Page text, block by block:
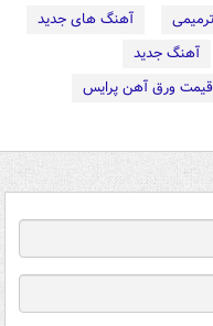
آهنگ های جدید
آهنگ جدید
قیمت ورق آهن پرایس